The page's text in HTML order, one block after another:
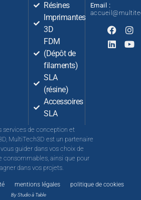
Résines
Imprimantes
3D
FDM
(Dépôt de
filaments)
SLA
(résine)
Accessoires
SLA
Email :
services de conception et
MultiTech3D est un partenaire
guider dans vos choix de
consommables, ainsi que pour
dans vos projets.
mentions légales politique de cookies
By Studio à Table